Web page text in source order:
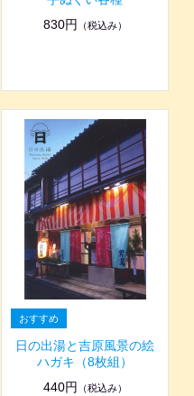
830円
（税込み）
日の出湯と吉原風景の絵
ハガキ（8枚組）
440円
（税込み）